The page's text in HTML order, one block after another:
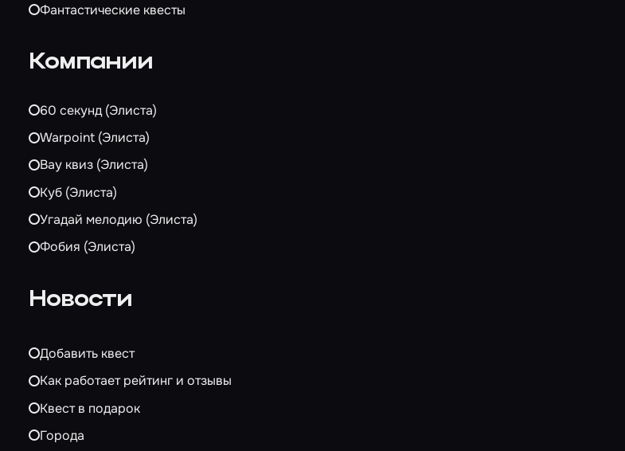
Фантастические квесты
Компании
60 секунд (Элиста)
Warpoint (Элиста)
Вау квиз (Элиста)
Куб (Элиста)
Угадай мелодию (Элиста)
Фобия (Элиста)
Новости
Добавить квест
Как работает рейтинг и отзывы
Квест в подарок
Города